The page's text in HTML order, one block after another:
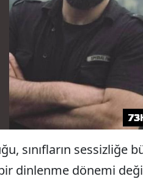
sınıfların sessizliğe
dinlenme dönemi